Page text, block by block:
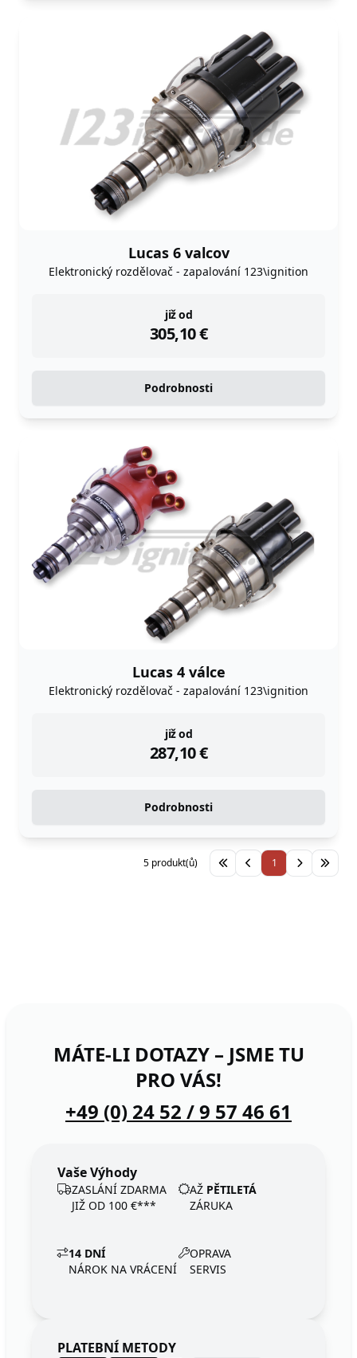
Lucas 6 valcov
Elektronický rozdělovač - zapalování 123\ignition
již od
305,10€
instock
Podrobnosti
Lucas 4 válce
Elektronický rozdělovač - zapalování 123\ignition
již od
287,10€
instock
Podrobnosti
1
5 produkt(ů)
MÁTE-LI DOTAZY – JSME TU
PRO VÁS!
+49 (0) 24 52 / 9 57 46 61
Vaše Výhody
ZASLÁNÍ ZDARMA
JIŽ OD 100 €***
AŽ PĚTILETÁ
ZÁRUKA
14 DNÍ
NÁROK NA VRÁCENÍ
OPRAVA
SERVIS
PLATEBNÍ METODY